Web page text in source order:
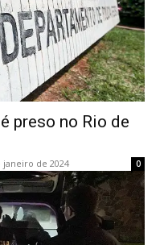
preso no Rio de
janeiro de 2024 0